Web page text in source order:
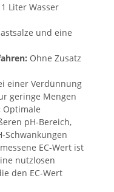
Liter Wasser
und eine
Ohne Zusatz
einer Verdünnung
geringe Mengen
Optimale
pH-Bereich,
Schwankungen
EC-Wert ist
nutzlosen
den EC-Wert